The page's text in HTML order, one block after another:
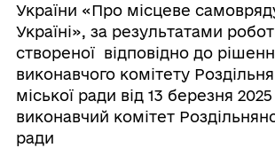
України «Про місцеве
Україні», за результатами
створеної відповідно до
виконавчого комітету
міської ради від 13 березня
виконавчий комітет
ради